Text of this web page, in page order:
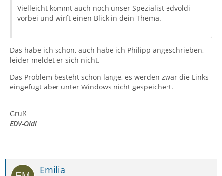
Vielleicht kommt auch noch unser Spezialist edvoldi
vorbei und wirft einen Blick in dein Thema.
Das habe ich schon, auch habe ich Philipp angeschrieben,
leider meldet er sich nicht.
Das Problem besteht schon lange, es werden zwar die Links
eingefügt aber unter Windows nicht gespeichert.
Gruß
EDV-Oldi
Emilia